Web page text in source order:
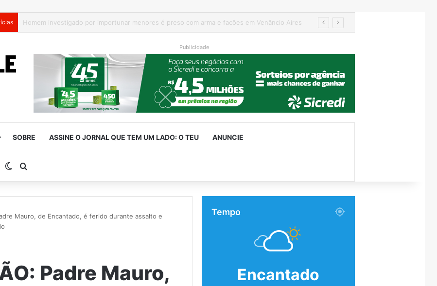
Canil clandestino é fechado e 19 cães são resgatados em Canoas
Publicidade
SOBRE ASSINE O JORNAL QUE TEM UM LADO: O TEU ANUNCIE
Lateral
Switch skin
Mauro, de Encantado, é ferido durante assalto e
Padre Mauro,
Tempo
Encantado